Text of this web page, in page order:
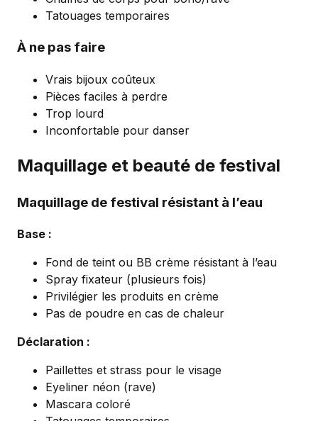
Tatouages temporaires
À ne pas faire
Vrais bijoux coûteux
Pièces faciles à perdre
Trop lourd
Inconfortable pour danser
Maquillage et beauté de festival
Maquillage de festival résistant à l’eau
Base :
Fond de teint ou BB crème résistant à l’eau
Spray fixateur (plusieurs fois)
Privilégier les produits en crème
Pas de poudre en cas de chaleur
Déclaration :
Paillettes et strass pour le visage
Eyeliner néon (rave)
Mascara coloré